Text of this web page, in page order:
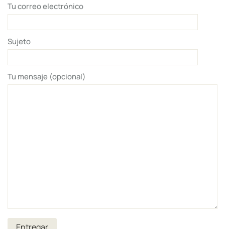
Tu correo electrónico
Sujeto
Tu mensaje (opcional)